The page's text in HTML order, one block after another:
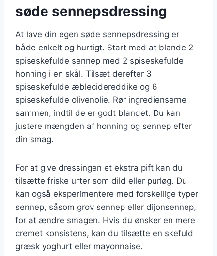
søde sennepsdressing
At lave din egen søde sennepsdressing er
både enkelt og hurtigt. Start med at blande 2
spiseskefulde sennep med 2 spiseskefulde
honning i en skål. Tilsæt derefter 3
spiseskefulde æblecidereddike og 6
spiseskefulde olivenolie. Rør ingredienserne
sammen, indtil de er godt blandet. Du kan
justere mængden af honning og sennep efter
din smag.
For at give dressingen et ekstra pift kan du
tilsætte friske urter som dild eller purløg. Du
kan også eksperimentere med forskellige typer
sennep, såsom grov sennep eller dijonsennep,
for at ændre smagen. Hvis du ønsker en mere
cremet konsistens, kan du tilsætte en skefuld
græsk yoghurt eller mayonnaise.